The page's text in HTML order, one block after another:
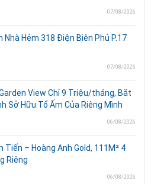
07/08/2026
Nhà Hẻm 318 Điện Biên Phủ P.17
07/08/2026
View Chỉ 9 Triệu/tháng, Bắt
Sở Hữu Tổ Ấm Của Riêng Mình
06/08/2026
Tiến – Hoàng Anh Gold, 111M² 4
Riêng
06/08/2026